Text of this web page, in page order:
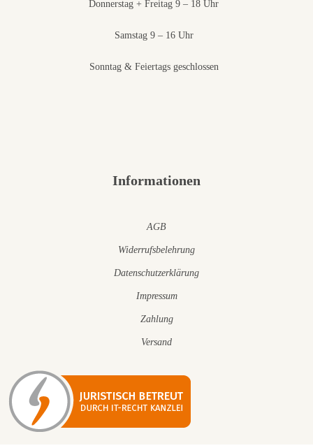
Donnerstag + Freitag 9 – 18 Uhr
Samstag 9 – 16 Uhr
Sonntag & Feiertags geschlossen
Informationen
AGB
Widerrufsbelehrung
Datenschutzerklärung
Impressum
Zahlung
Versand